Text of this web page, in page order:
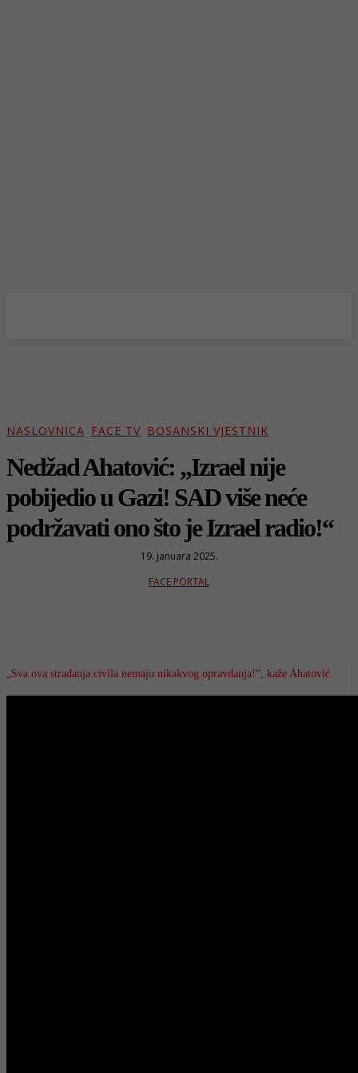
NASLOVNICA FACE TV BOSANSKI VJESTNIK
Nedžad Ahatović: „Izrael nije
pobijedio u Gazi! SAD više neće
podržavati ono što je Izrael radio!“
19. januara 2025.
FACE PORTAL
„Sva ova stradanja civila nemaju nikakvog opravdanja!“, kaže Ahatović.